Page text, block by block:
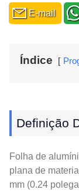
E-mail
Índice
Definição
Folha de
plana de
mm (0.24